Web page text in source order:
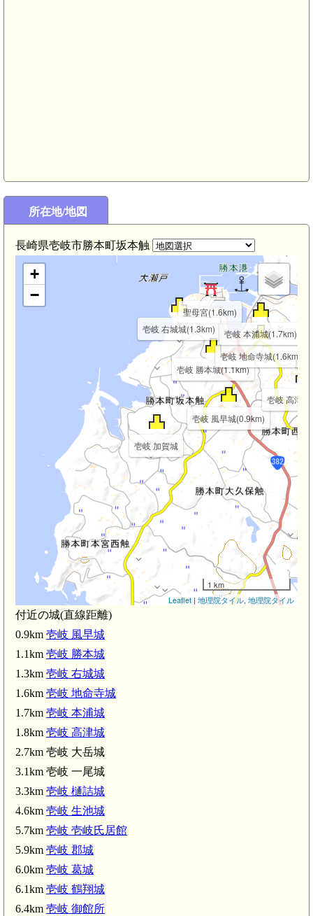
所在地/地図
長崎県壱岐市勝本町坂本触
聖母宮(1.6km)
壱岐 加賀城
壱岐 風早城(0.9km)
壱岐 勝本城(1.1km)
壱岐 右城城(1.3km)
壱岐 地命寺城(1.6km)
壱岐 本浦城(1.7km)
壱岐 高津
+
−
1 km
Leaflet | 地理院タイル, 地理院タイル
付近の城(直線距離)
0.9km 壱岐 風早城
1.1km 壱岐 勝本城
1.3km 壱岐 右城城
1.6km 壱岐 地命寺城
1.7km 壱岐 本浦城
1.8km 壱岐 高津城
2.7km 壱岐 大岳城
3.1km 壱岐 一尾城
3.3km 壱岐 樋詰城
4.6km 壱岐 生池城
5.7km 壱岐 壱岐氏居館
5.9km 壱岐 郡城
6.0km 壱岐 葛城
6.1km 壱岐 鶴翔城
6.4km 壱岐 御館所